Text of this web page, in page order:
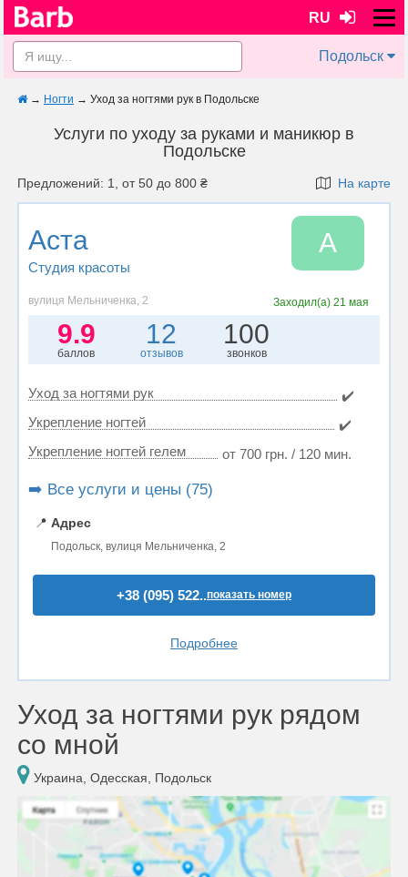
RU
Подольск
→ Ногти → Уход за ногтями рук в Подольске
Услуги по уходу за руками и маникюр в
Подольске
Предложений: 1, от 50 до 800 ₴ На карте
Аста
Студия красоты
А
вулиця Мельниченка, 2 Заходил(а)21 мая
9.9
баллов
12
отзывов
100
звонков
Уход за ногтями рук
✔️
Укрепление ногтей
✔️
Укрепление ногтей гелем
от 700 грн. / 120 мин.
➡️ Все услуги и цены (75)
📍 Адрес
Подольск, вулиця Мельниченка, 2
+38 (095) 522..показать номер
Подробнее
Уход за ногтями рук рядом
со мной
Украина, Одесская, Подольск